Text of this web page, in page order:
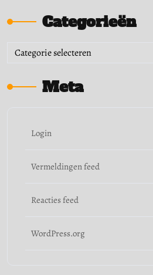
Categorieën
Categorieën
Meta
Login
Vermeldingen feed
Reacties feed
WordPress.org